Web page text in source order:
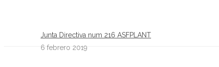
Junta Directiva num 216 ASFPLANT
6 febrero 2019